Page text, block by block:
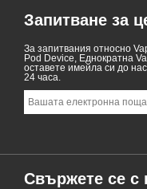
Запитване за
За запитвания относно
Pod Device, Еднократна
оставете имейла си до
24 часа.
Свържете се с